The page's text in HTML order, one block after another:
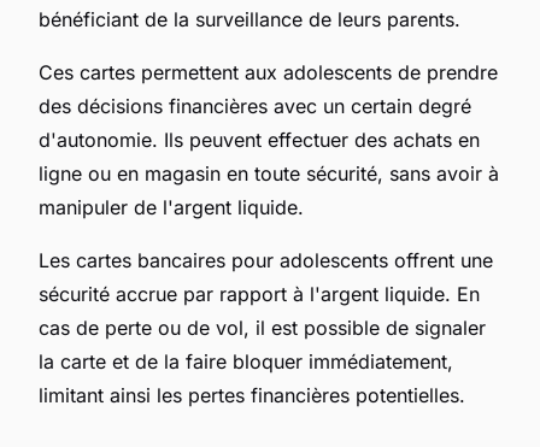
bénéficiant de la surveillance de leurs parents.
Ces cartes permettent aux adolescents de prendre
des décisions financières avec un certain degré
d'autonomie. Ils peuvent effectuer des achats en
ligne ou en magasin en toute sécurité, sans avoir à
manipuler de l'argent liquide.
Les cartes bancaires pour adolescents offrent une
sécurité accrue par rapport à l'argent liquide. En
cas de perte ou de vol, il est possible de signaler
la carte et de la faire bloquer immédiatement,
limitant ainsi les pertes financières potentielles.